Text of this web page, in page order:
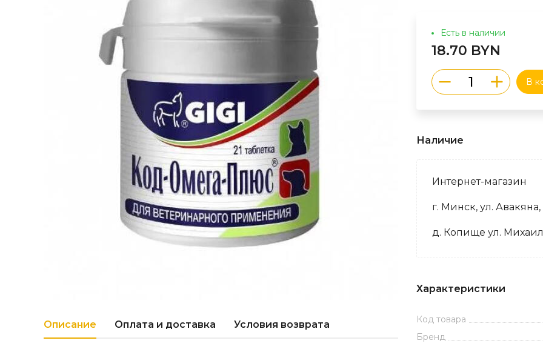
Описание Оплата и доставка Условия возврата
Есть в наличии
18.70 BYN
В
Наличие
Интернет-магазин
г. Минск, ул. Авакяна,
д. Копище ул.
Характеристики
Код товара
Бренд